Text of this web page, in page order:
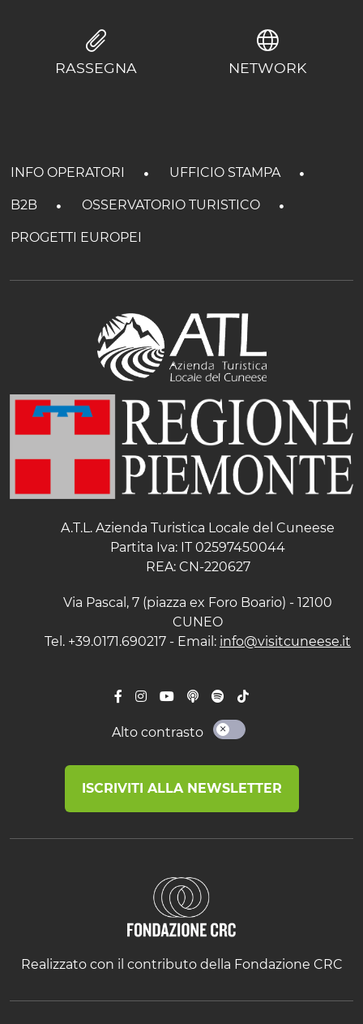
RASSEGNA NETWORK
INFO OPERATORI UFFICIO STAMPA
B2B OSSERVATORIO TURISTICO
PROGETTI EUROPEI
A.T.L. Azienda Turistica Locale del Cuneese
Partita Iva: IT 02597450044
REA: CN-220627
Via Pascal, 7 (piazza ex Foro Boario) - 12100
CUNEO
Tel. +39.0171.690217 - Email: info@visitcuneese.it
Alto contrasto
ISCRIVITI ALLA NEWSLETTER
Realizzato con il contributo della Fondazione CRC